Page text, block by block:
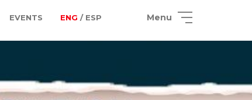
EVENTS ENG / ESP Menu